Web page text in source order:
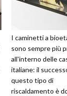
I caminetti a
sono sempre più
all'interno delle
italiane: il
questo tipo di
riscaldamento è